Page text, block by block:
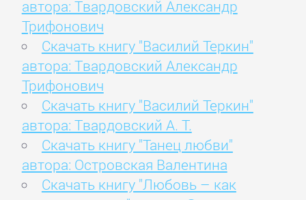
автора: Твардовский Александр
Трифонович
Скачать книгу "Василий Теркин"
автора: Твардовский Александр
Трифонович
Скачать книгу "Василий Теркин"
автора: Твардовский А. Т.
Скачать книгу "Танец любви"
автора: Островская Валентина
Скачать книгу "Любовь – как